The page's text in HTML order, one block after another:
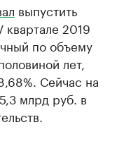
выпустить
2019
по объему
лет,
Сейчас на
млрд руб. в